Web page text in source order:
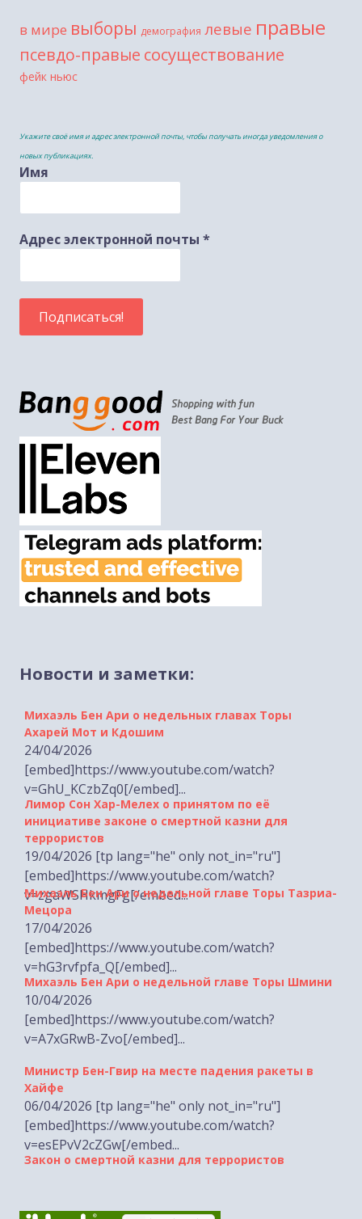
в мире выборы демография левые правые
псевдо-правые сосуществование
фейк ньюс
Укажите своё имя и адрес электронной почты, чтобы получать иногда уведомления о
новых публикациях.
Имя
Адрес электронной почты *
Новости и заметки:
24/04/2026
[embed]https://www.youtube.com/watch?
v=GhU_KCzbZq0[/embed]...
Лимор Сон Хар-Мелех о принятом по её
инициативе законе о смертной казни для
террористов
19/04/2026 [tp lang="he" only not_in="ru"]
[embed]https://www.youtube.com/watch?
v=zgaWSHkmgFg[/embed...
Михаэль Бен Ари о недельной главе Торы Тазриа-
Мецора
17/04/2026
[embed]https://www.youtube.com/watch?
v=hG3rvfpfa_Q[/embed]...
Михаэль Бен Ари о недельной главе Торы Шмини
10/04/2026
[embed]https://www.youtube.com/watch?
v=A7xGRwB-Zvo[/embed]...
Министр Бен-Гвир на месте падения ракеты в
06/04/2026 [tp lang="he" only not_in="ru"]
[embed]https://www.youtube.com/watch?
v=esEPvV2cZGw[/embed...
Закон о смертной казни для террористов
29/03/2026 [tp lang="he" only not_in="ru"]